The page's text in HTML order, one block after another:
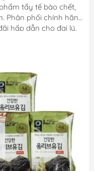
phẩm tẩy tế bào chết,
Phân phối chính hãng
hấp dẫn cho đại lý,